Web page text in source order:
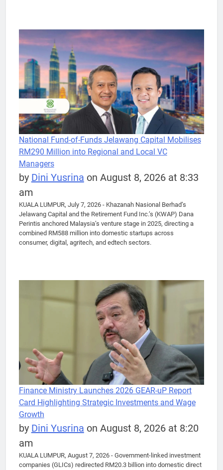
National Fund-of-Funds Jelawang Capital Mobilises
RM290 Million into Regional and Local VC
Managers
by Dini Yusrina on August 8, 2026 at 8:33
am
KUALA LUMPUR, July 7, 2026 - Khazanah Nasional Berhad’s
Jelawang Capital and the Retirement Fund Inc.’s (KWAP) Dana
Perintis anchored Malaysia’s venture stage in 2025, directing a
combined RM588 million into domestic startups across
consumer, digital, agritech, and edtech sectors.
Finance Ministry Launches 2026 GEAR-uP Report
Card Highlighting Strategic Investments and Wage
Growth
by Dini Yusrina on August 8, 2026 at 8:20
am
KUALA LUMPUR, August 7, 2026 - Government-linked investment
companies (GLICs) redirected RM20.3 billion into domestic direct